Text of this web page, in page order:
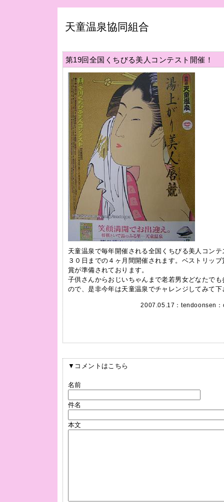
天童温泉協同組合
第19回全国くちびる美人コンテスト開催！
天童温泉で毎年開催される全国くちびる美人コン
３０日までの４ヶ月間開催されます。ベストリッ
賞が準備されております。
子供さんからおじいちゃんまで老若男女どなたで
ので、是非今年は天童温泉でチャレンジしてみて下
2007.05.17： tendoonsen
▼コメントはこちら
名前
件名
本文